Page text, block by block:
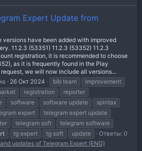
Expert Update from
versions have been added with improved
11.2.3 (53351) 11.2.3 (53352) 11.2.3
registration, it is recommended to choose
as it is frequently found in the Play
we will now include all versions...
26 Окт 2024 blb team
improvement
registration
reporter
software software update
spintax
expert
telegram expert update
telegram soft
telegram software
tg expert tg soft update
Ответы: 0
updates of Telegram Expert (ENG)